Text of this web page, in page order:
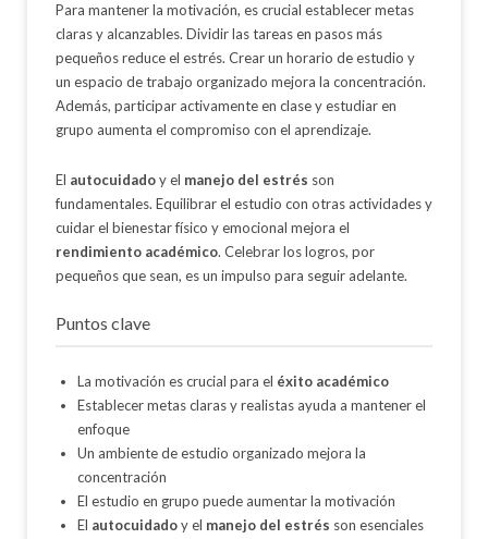
Para mantener la motivación, es crucial establecer metas
claras y alcanzables. Dividir las tareas en pasos más
pequeños reduce el estrés. Crear un horario de estudio y
un espacio de trabajo organizado mejora la concentración.
Además, participar activamente en clase y estudiar en
grupo aumenta el compromiso con el aprendizaje.
El autocuidadoy el manejo del estrés son
fundamentales. Equilibrar el estudio con otras actividades y
cuidar el bienestar físico y emocional mejora el
rendimiento académico. Celebrar los logros, por
pequeños que sean, es un impulso para seguir adelante.
Puntos clave
La motivación es crucial para el éxito académico
Establecer metas claras y realistas ayuda a mantener el
enfoque
Un ambiente de estudio organizado mejora la
concentración
El estudio en grupo puede aumentar la motivación
El autocuidadoy el manejo del estrés son esenciales